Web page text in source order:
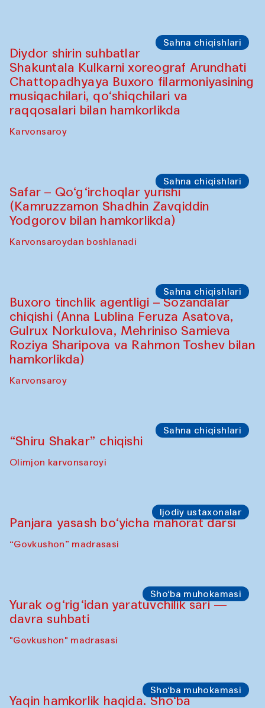
Sahna chiqishlari
Diydor shirin suhbatlar
Shakuntala Kulkarni xoreograf Arundhati
Chattopadhyaya Buxoro filarmoniyasining
musiqachilari, qo‘shiqchilari va
raqqosalari bilan hamkorlikda
Karvonsaroy
Sahna chiqishlari
Safar – Qo‘g‘irchoqlar yurishi
(Kamruzzamon Shadhin Zavqiddin
Yodgorov bilan hamkorlikda)
Karvonsaroydan boshlanadi
Sahna chiqishlari
Buxoro tinchlik agentligi – Sozandalar
chiqishi (Anna Lublina Feruza Asatova,
Gulrux Norkulova, Mehriniso Samieva
Roziya Sharipova va Rahmon Toshev bilan
hamkorlikda)
Karvonsaroy
Sahna chiqishlari
“Shiru Shakar” chiqishi
Olimjon karvonsaroyi
Ijodiy ustaxonalar
Panjara yasash bo‘yicha mahorat darsi
“Govkushon” madrasasi
Sho‘ba muhokamasi
Yurak og‘rig‘idan yaratuvchilik sari —
davra suhbati
"Govkushon" madrasasi
Sho‘ba muhokamasi
Yaqin hamkorlik haqida. Sho‘ba